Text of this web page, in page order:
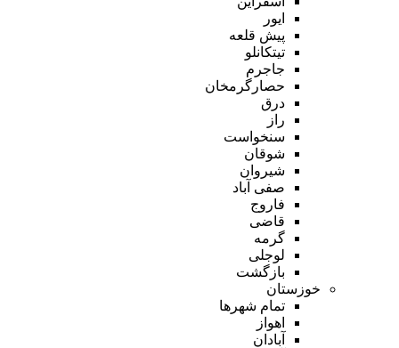
ایور
پیش قلعه
تیتکانلو
جاجرم
حصارگرمخان
درق
راز
سنخواست
شوقان
شیروان
صفی آباد
فاروج
قاضی
گرمه
لوجلی
بازگشت
خوزستان
تمام شهر‌ها
اهواز
آبادان